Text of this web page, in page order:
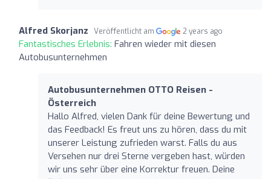
Alfred Skorjanz Veröffentlicht am 2 years ago
Fantastisches Erlebnis: Fahren wieder mit diesen
Autobusunternehmen
Autobusunternehmen OTTO Reisen -
Österreich
Hallo Alfred, vielen Dank für deine Bewertung und
das Feedback! Es freut uns zu hören, dass du mit
unserer Leistung zufrieden warst. Falls du aus
Versehen nur drei Sterne vergeben hast, würden
wir uns sehr über eine Korrektur freuen. Deine